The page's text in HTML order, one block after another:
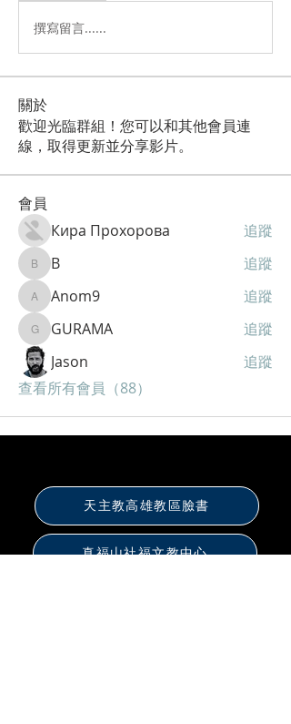
撰寫留言......
關於
歡迎光臨群組！您可以和其他會員連
線，取得更新並分享影片。
會員
Кира Прохорова 追蹤
B B 追蹤
Anom9Anom9 追蹤
GURAMA
GURAMA
追蹤
Jason
追蹤
查看所有會員（88）
天主教高雄教區臉書
真福山社福文教中心